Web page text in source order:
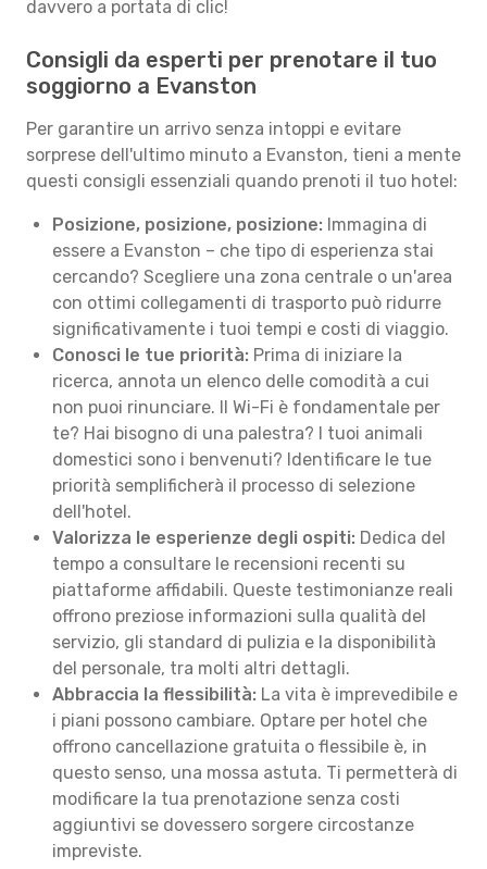
davvero a portata di clic!
Consigli da esperti per prenotare il tuo
soggiorno a Evanston
Per garantire un arrivo senza intoppi e evitare
sorprese dell'ultimo minuto a Evanston, tieni a mente
questi consigli essenziali quando prenoti il tuo hotel:
Posizione, posizione, posizione: Immagina di
essere a Evanston – che tipo di esperienza stai
cercando? Scegliere una zona centrale o un'area
con ottimi collegamenti di trasporto può ridurre
significativamente i tuoi tempi e costi di viaggio.
Conosci le tue priorità: Prima di iniziare la
ricerca, annota un elenco delle comodità a cui
non puoi rinunciare. Il Wi-Fi è fondamentale per
te? Hai bisogno di una palestra? I tuoi animali
domestici sono i benvenuti? Identificare le tue
priorità semplificherà il processo di selezione
dell'hotel.
Valorizza le esperienze degli ospiti: Dedica del
tempo a consultare le recensioni recenti su
piattaforme affidabili. Queste testimonianze reali
offrono preziose informazioni sulla qualità del
servizio, gli standard di pulizia e la disponibilità
del personale, tra molti altri dettagli.
Abbraccia la flessibilità: La vita è imprevedibile e
i piani possono cambiare. Optare per hotel che
offrono cancellazione gratuita o flessibile è, in
questo senso, una mossa astuta. Ti permetterà di
modificare la tua prenotazione senza costi
aggiuntivi se dovessero sorgere circostanze
impreviste.